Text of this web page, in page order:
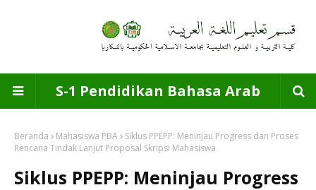
S-1 Pendidikan Bahasa Arab
Beranda Mahasiswa PBA
Siklus PPEPP: Meninjau Progress dan Proses
Rencana Tindak Lanjut Proposal Skripsi Mahasiswa
Siklus PPEPP: Meninjau Progress